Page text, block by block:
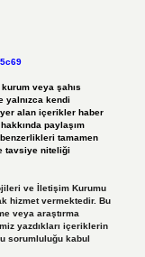
veya şahıs
yalnızca kendi
yer alan içerikler haber
paylaşım
tamamen
tavsiye niteliği
ve İletişim Kurumu
hizmet vermektedir. Bu
veya araştırma
yazdıkları içeriklerin
sorumluluğu kabul